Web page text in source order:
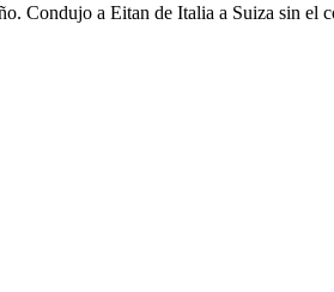
Condujo a Eitan de Italia a Suiza sin el